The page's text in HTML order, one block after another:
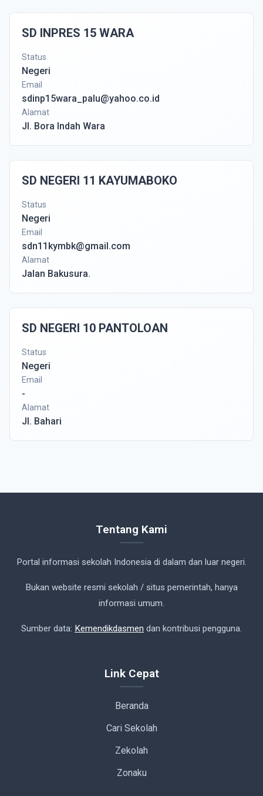
SD INPRES 15 WARA
Status
Negeri
Email
sdinp15wara_palu@yahoo.co.id
Alamat
Jl. Bora Indah Wara
SD NEGERI 11 KAYUMABOKO
Status
Negeri
Email
sdn11kymbk@gmail.com
Alamat
Jalan Bakusura.
SD NEGERI 10 PANTOLOAN
Status
Negeri
Email
-
Alamat
Jl. Bahari
Tentang Kami
Portal informasi sekolah Indonesia di dalam dan luar negeri.
Bukan website resmi sekolah / situs pemerintah, hanya
informasi umum.
Sumber data: Kemendikdasmen dan kontribusi pengguna.
Link Cepat
Beranda
Cari Sekolah
Zekolah
Zonaku